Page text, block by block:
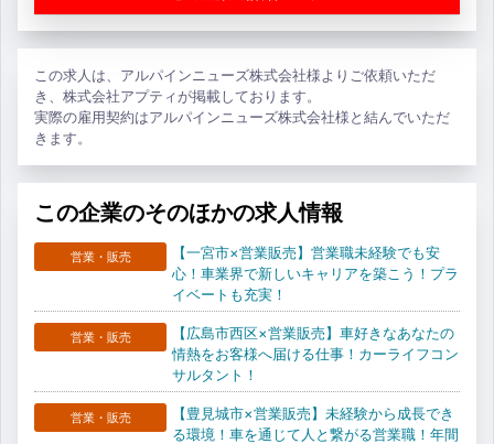
この求人は、アルパインニューズ株式会社様よりご依頼いただ
き、株式会社アプティが掲載しております。
実際の雇用契約はアルパインニューズ株式会社様と結んでいただ
きます。
この企業のそのほかの求人情報
営業・販売
【一宮市×営業販売】営業職未経験でも安
心！車業界で新しいキャリアを築こう！プラ
イベートも充実！
営業・販売
【広島市西区×営業販売】車好きなあなたの
情熱をお客様へ届ける仕事！カーライフコン
サルタント！
営業・販売
【豊見城市×営業販売】未経験から成長でき
る環境！車を通じて人と繋がる営業職！年間